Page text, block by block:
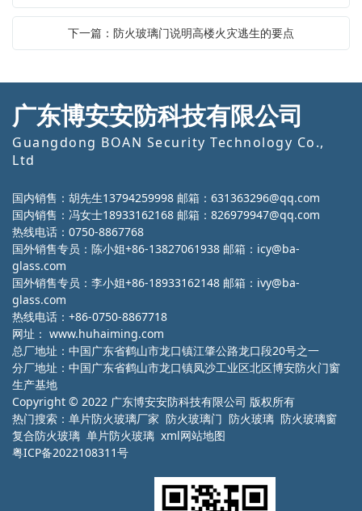
下一篇：防火玻璃门说明高楼火灾逃生的要点
广东博安安防科技有限公司
Guangdong BOAN Security Technology Co.,
Ltd
国内销售：胡先生13794259998 邮箱：631363296@qq.com
国内销售：冯女士18933162168 邮箱：826979947@qq.com
热线电话：0750-8867768
国外销售专员：陈小姐+86-13827061938 邮箱：icy@ba-
glass.com
国外销售专员：李小姐+86-18933162148 邮箱：ivy@ba-
glass.com
热线电话：+86-0750-8867718
网址： www.huhaiming.com
总厂地址：中国广东省鹤山市龙口镇江肇公路龙口段20号之一
分厂地址：中国广东省鹤山市龙口镇凤沙工业区北区博安防火门窗
生产基地
Copyright © 2022 广东博安安防科技有限公司 版权所有
热门搜索： 单片防火玻璃厂家 防火玻璃门 防火玻璃 防火玻璃窗
复合防火玻璃 单片防火玻璃 xml网站地图
粤ICP备2022108311号